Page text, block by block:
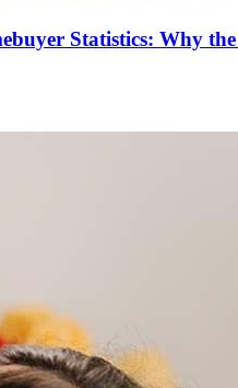
Statistics: Why the
refinanciar?